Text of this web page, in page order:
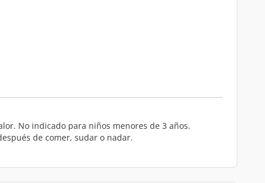
No indicado para niños menores de 3 años.
de comer, sudar o nadar.